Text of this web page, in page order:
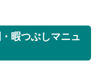
暇つぶしマニュ